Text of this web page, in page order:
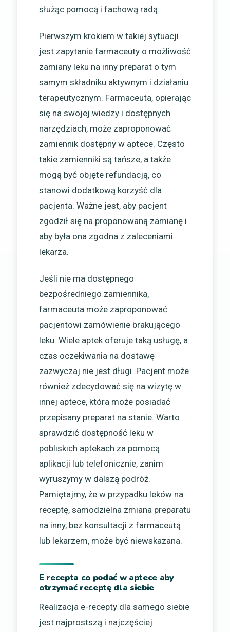
służąc pomocą i fachową radą.
Pierwszym krokiem w takiej sytuacji
jest zapytanie farmaceuty o możliwość
zamiany leku na inny preparat o tym
samym składniku aktywnym i działaniu
terapeutycznym. Farmaceuta, opierając
się na swojej wiedzy i dostępnych
narzędziach, może zaproponować
zamiennik dostępny w aptece. Często
takie zamienniki są tańsze, a także
mogą być objęte refundacją, co
stanowi dodatkową korzyść dla
pacjenta. Ważne jest, aby pacjent
zgodził się na proponowaną zamianę i
aby była ona zgodna z zaleceniami
lekarza.
Jeśli nie ma dostępnego
bezpośredniego zamiennika,
farmaceuta może zaproponować
pacjentowi zamówienie brakującego
leku. Wiele aptek oferuje taką usługę, a
czas oczekiwania na dostawę
zazwyczaj nie jest długi. Pacjent może
również zdecydować się na wizytę w
innej aptece, która może posiadać
przepisany preparat na stanie. Warto
sprawdzić dostępność leku w
pobliskich aptekach za pomocą
aplikacji lub telefonicznie, zanim
wyruszymy w dalszą podróż.
Pamiętajmy, że w przypadku leków na
receptę, samodzielna zmiana preparatu
na inny, bez konsultacji z farmaceutą
lub lekarzem, może być niewskazana.
E recepta co podać w aptece aby
otrzymać receptę dla siebie
Realizacja e-recepty dla samego siebie
jest najprostszą i najczęściej